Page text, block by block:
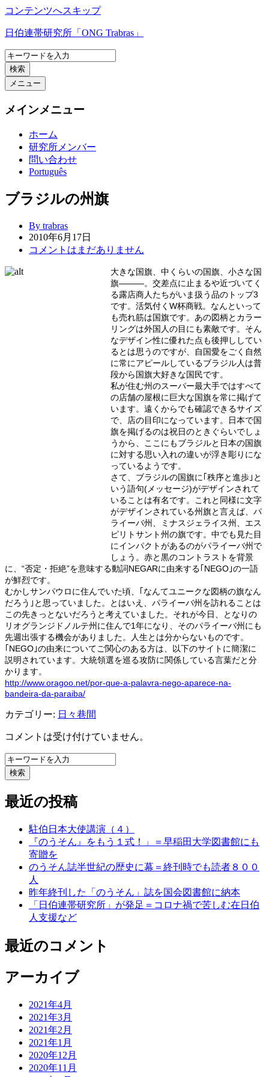
コンテンツへスキップ
日伯連帯研究所「ONG Trabras」
検索
メニュー
メインメニュー
ホーム
研究所メンバー
問い合わせ
Português
ブラジルの州旗
By trabras
2010年6月17日
コメントはまだありません
大きな国旗、中くらいの国旗、小さな国
旗―――。交差点に止まるや近づいてく
る露店商人たちがいま扱う品のトップ3
です。活気付くW杯商戦。なんといって
も売れ筋は国旗です。あの図柄とカラー
リングは外国人の目にも素敵です。そん
なデザイン性に優れた点も後押ししてい
るとは思うのですが、自国愛をごく自然
に常にアピールしているブラジル人は普
段から国旗大好きな国民です。
私が住む州のスーパー最大手ではすべて
の店舗の屋根に巨大な国旗を常に掲げて
います。遠くからでも確認できるサイズ
で、店の目印になっています。日本で国
旗を掲げるのは祝日のときぐらいでしょ
うから、ここにもブラジルと日本の国旗
に対する思い入れの違いが浮き彫りにな
っているようです。
さて、ブラジルの国旗に｢秩序と進歩｣と
いう語句(メッセージ)がデザインされて
いることは有名です。これと同様に文字
がデザインされている州旗と言えば、パ
ライーバ州、ミナスジェライス州、エス
ピリトサント州の旗です。中でも見た目
にインパクトがあるのがパライーバ州で
しょう。赤と黒のコントラストを背景
に、“否定・拒絶”を意味する動詞NEGARに由来する｢NEGO｣の一語
が鮮烈です。
むかしサンパウロに住んでいた頃、｢なんてユニークな図柄の旗なん
だろう｣と思っていました。とはいえ、パライーバ州を訪れることは
この先きっとないだろうと考えていました。それが今日、となりの
リオグランジドノルテ州に住んで1年になり、そのパライーバ州にも
先週出張する機会がありました。人生とは分からないものです。
｢NEGO｣の由来についてご関心のある方は、以下のサイトに簡潔に
説明されています。大統領選を巡る攻防に関係している言葉だと分
かります。
http://www.oragoo.net/por-que-a-palavra-nego-aparece-na-
bandeira-da-paraiba/
カテゴリー: 日々巷間
コメントは受け付けていません。
検索
最近の投稿
駐伯日本大使講演（４）
『のうそん』をもう１式！」＝早稲田大学図書館にも
寄贈を
のうそん誌半世紀の歴史に幕＝終刊時でも読者８００
人
昨年終刊した「のうそん」誌を国会図書館に納本
「日伯連帯研究所」が発足＝コロナ禍で苦しむ在日伯
人支援など
最近のコメント
アーカイブ
2021年4月
2021年3月
2021年2月
2021年1月
2020年12月
2020年11月